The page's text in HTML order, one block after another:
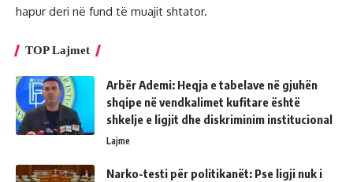
hapur deri në fund të muajit shtator.
TOP Lajmet
Arbër Ademi: Heqja e tabelave në gjuhën
shqipe në vendkalimet kufitare është
shkelje e ligjit dhe diskriminim institucional
Lajme
Narko-testi për politikanët: Pse ligji nuk i